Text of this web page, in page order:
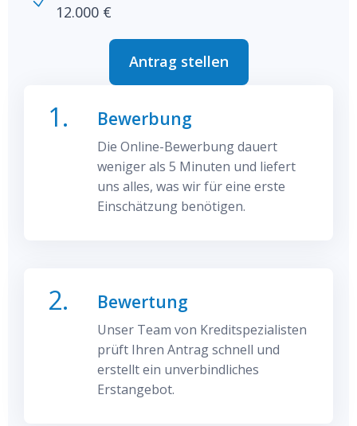
12.000 €
Antrag stellen
Apply Now
1. Bewerbung
Die Online-Bewerbung dauert
weniger als 5 Minuten und liefert
uns alles, was wir für eine erste
Einschätzung benötigen.
2. Bewertung
Unser Team von Kreditspezialisten
prüft Ihren Antrag schnell und
erstellt ein unverbindliches
Erstangebot.